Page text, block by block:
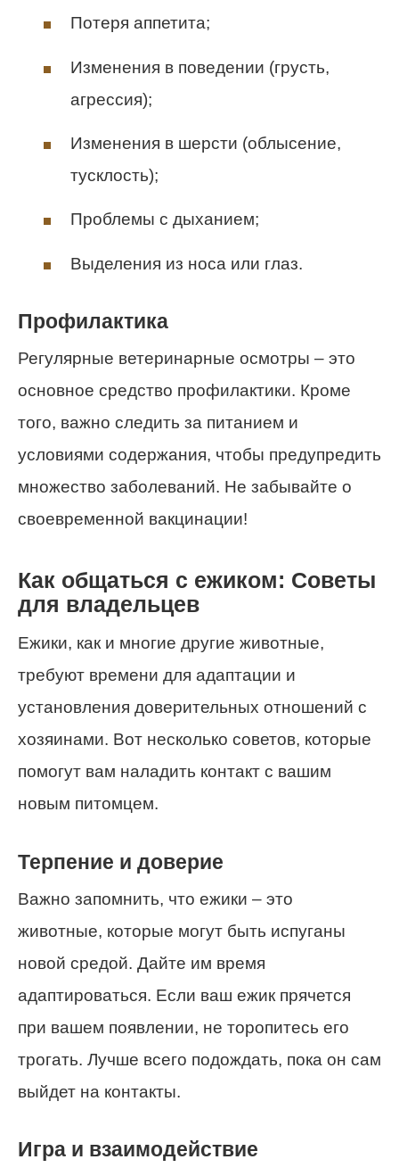
Потеря аппетита;
Изменения в поведении (грусть,
агрессия);
Изменения в шерсти (облысение,
тусклость);
Проблемы с дыханием;
Выделения из носа или глаз.
Профилактика
Регулярные ветеринарные осмотры – это
основное средство профилактики. Кроме
того, важно следить за питанием и
условиями содержания, чтобы предупредить
множество заболеваний. Не забывайте о
своевременной вакцинации!
Как общаться с ежиком: Советы
для владельцев
Ежики, как и многие другие животные,
требуют времени для адаптации и
установления доверительных отношений с
хозяинами. Вот несколько советов, которые
помогут вам наладить контакт с вашим
новым питомцем.
Терпение и доверие
Важно запомнить, что ежики – это
животные, которые могут быть испуганы
новой средой. Дайте им время
адаптироваться. Если ваш ежик прячется
при вашем появлении, не торопитесь его
трогать. Лучше всего подождать, пока он сам
выйдет на контакты.
Игра и взаимодействие